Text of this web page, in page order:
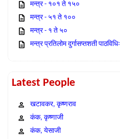
मन्त्र - १०१ ते १५०
मन्त्र - ५१ ते १००
मन्त्र - १ ते ५०
मन्त्र प्रतिलोम दुर्गासप्तशती पाठविधिः
Latest People
खटावकर, कृष्णराव
कंक, कृष्णाजी
कंक, येसाजी